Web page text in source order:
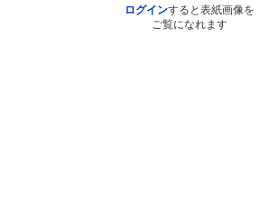
ログインすると表紙画像を
ご覧になれます